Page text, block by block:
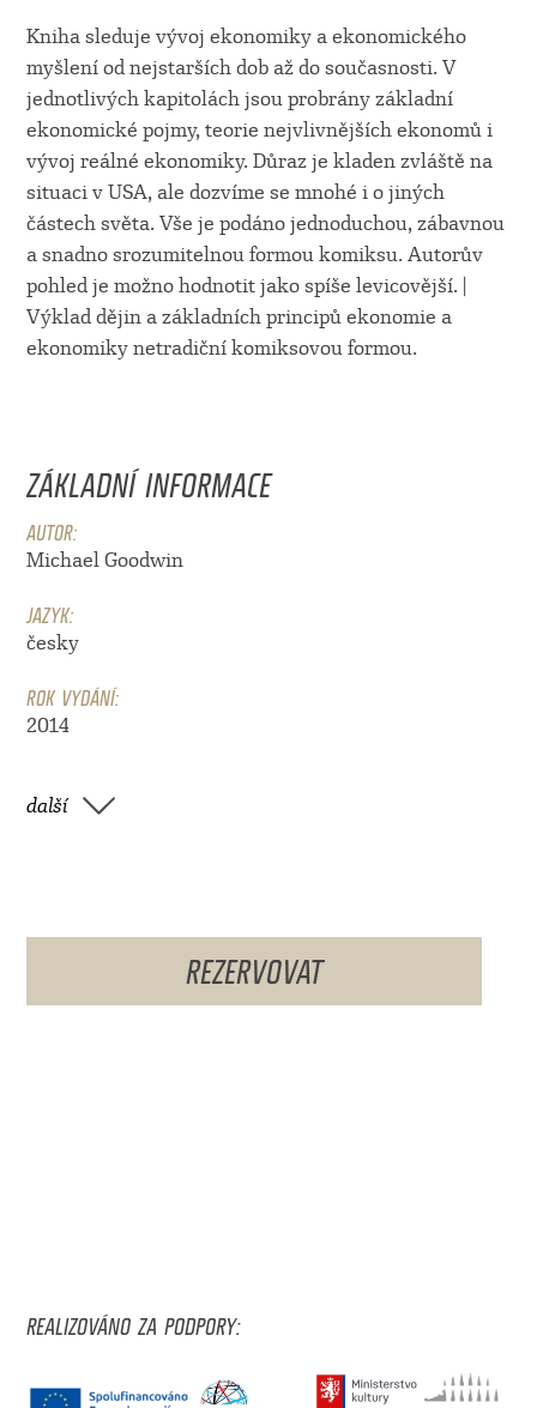
Kniha sleduje vývoj ekonomiky a ekonomického
myšlení od nejstarších dob až do současnosti. V
jednotlivých kapitolách jsou probrány základní
ekonomické pojmy, teorie nejvlivnějších ekonomů i
vývoj reálné ekonomiky. Důraz je kladen zvláště na
situaci v USA, ale dozvíme se mnohé i o jiných
částech světa. Vše je podáno jednoduchou, zábavnou
a snadno srozumitelnou formou komiksu. Autorův
pohled je možno hodnotit jako spíše levicovější. |
Výklad dějin a základních principů ekonomie a
ekonomiky netradiční komiksovou formou.
ZÁKLADNÍ INFORMACE
AUTOR:
Michael Goodwin
JAZYK:
česky
ROK VYDÁNÍ:
2014
další
REZERVOVAT
REALIZOVÁNO ZA PODPORY: